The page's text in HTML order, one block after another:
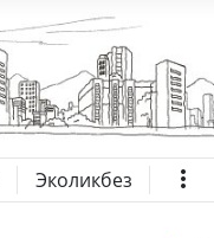
Эколикбез